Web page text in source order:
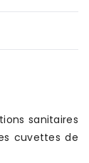
sanitaires
cuvettes de